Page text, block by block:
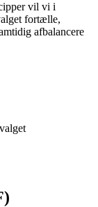
vil vi i
fortælle,
afbalancere